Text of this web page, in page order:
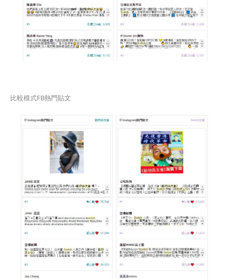
比較模式FB熱門貼文